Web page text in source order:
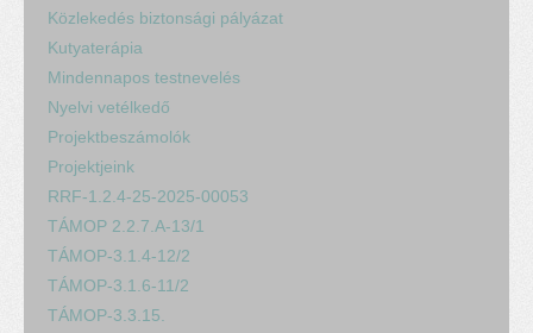
Közlekedés biztonsági pályázat
Kutyaterápia
Mindennapos testnevelés
Nyelvi vetélkedő
Projektbeszámolók
Projektjeink
RRF-1.2.4-25-2025-00053
TÁMOP 2.2.7.A-13/1
TÁMOP-3.1.4-12/2
TÁMOP-3.1.6-11/2
TÁMOP-3.3.15.